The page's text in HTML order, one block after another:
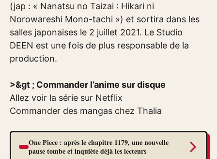
(jap : « Nanatsu no Taizai : Hikari ni
Norowareshi Mono-tachi ») et sortira dans les
salles japonaises le 2 juillet 2021. Le Studio
DEEN est une fois de plus responsable de la
production.
>&gt ; Commander l’anime sur disque
Allez voir la série sur Netflix
Commander des mangas chez Thalia
One Piece : après le chapitre 1179, une nouvelle
pause tombe et inquiète déjà les lecteurs